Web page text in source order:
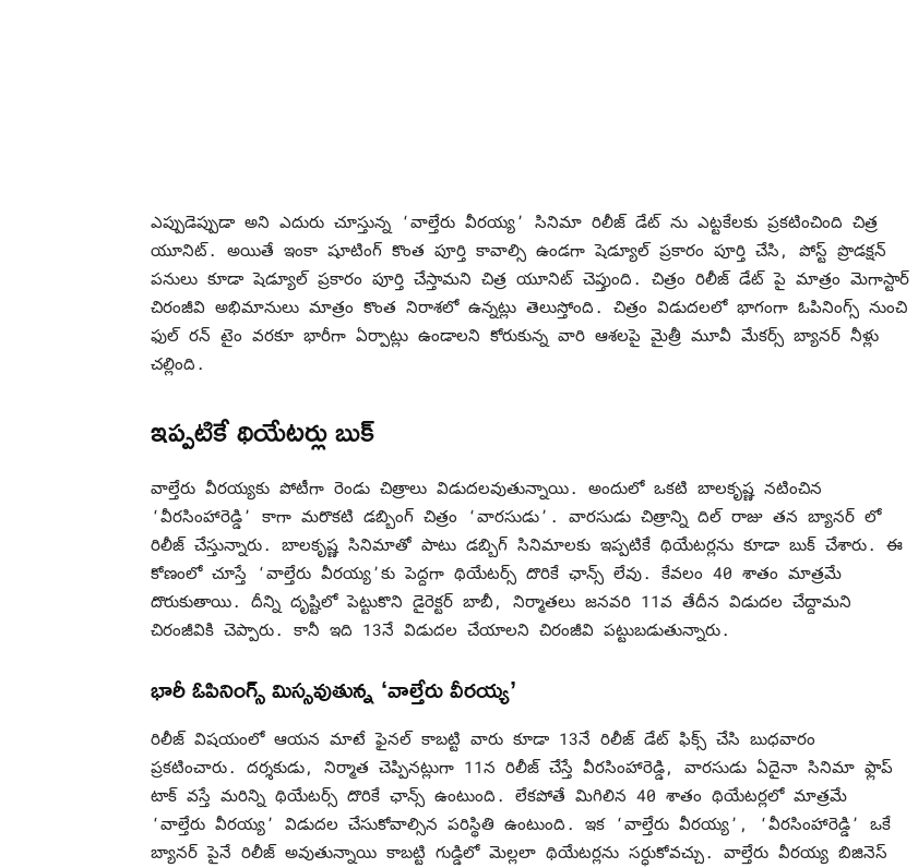
ఎప్పుడెప్పుడా అని ఎదురు చూస్తున్న ‘వాల్తేరు వీరయ్య’ సినిమా రిలీజ్ డేట్ ను ఎట్టకేలకు ప్రకటించింది చిత్ర
యూనిట్. అయితే ఇంకా షూటింగ్ కొంత పూర్తి కావాల్సి ఉండగా షెడ్యూల్ ప్రకారం పూర్తి చేసి, పోస్ట్ ప్రొడక్షన్
పనులు కూడా షెడ్యూల్ ప్రకారం పూర్తి చేస్తామని చిత్ర యూనిట్ చెప్తుంది. చిత్రం రిలీజ్ డేట్ పై మాత్రం మెగాస్టార్
చిరంజీవి అభిమానులు మాత్రం కొంత నిరాశలో ఉన్నట్లు తెలుస్తోంది. చిత్రం విడుదలలో భాగంగా ఓపినింగ్స్ నుంచి
ఫుల్ రన్ టైం వరకూ భారీగా ఏర్పాట్లు ఉండాలని కోరుకున్న వారి ఆశలపై మైత్రీ మూవీ మేకర్స్ బ్యానర్ నీళ్లు
చల్లింది.
ఇప్పటికే థియేటర్లు బుక్
వాల్తేరు వీరయ్యకు పోటీగా రెండు చిత్రాలు విడుదలవుతున్నాయి. అందులో ఒకటి బాలకృష్ణ నటించిన
‘వీరసింహారెడ్డి’ కాగా మరొకటి డబ్బింగ్ చిత్రం ‘వారసుడు’. వారసుడు చిత్రాన్ని దిల్ రాజు తన బ్యానర్ లో
రిలీజ్ చేస్తున్నారు. బాలకృష్ణ సినిమాతో పాటు డబ్బిగ్ సినిమాలకు ఇప్పటికే థియేటర్లను కూడా బుక్ చేశారు. ఈ
కోణంలో చూస్తే ‘వాల్తేరు వీరయ్య’కు పెద్దగా థియేటర్స్ దొరికే ఛాన్స్ లేవు. కేవలం 40 శాతం మాత్రమే
దొరుకుతాయి. దీన్ని దృష్టిలో పెట్టుకొని డైరెక్టర్ బాబీ, నిర్మాతలు జనవరి 11వ తేదీన విడుదల చేద్దామని
చిరంజీవికి చెప్పారు. కానీ ఇది 13నే విడుదల చేయాలని చిరంజీవి పట్టుబడుతున్నారు.
భారీ ఓపినింగ్స్ మిస్సవుతున్న ‘వాల్తేరు వీరయ్య’
రిలీజ్ విషయంలో ఆయన మాటే ఫైనల్ కాబట్టి వారు కూడా 13నే రిలీజ్ డేట్ ఫిక్స్ చేసి బుధవారం
ప్రకటించారు. దర్శకుడు, నిర్మాత చెప్పినట్లుగా 11న రిలీజ్ చేస్తే వీరసింహారెడ్డి, వారసుడు ఏదైనా సినిమా ఫ్లాప్
టాక్ వస్తే మరిన్ని థియేటర్స్ దొరికే ఛాన్స్ ఉంటుంది. లేకపోతే మిగిలిన 40 శాతం థియేటర్లలో మాత్రమే
‘వాల్తేరు వీరయ్య’ విడుదల చేసుకోవాల్సిన పరిస్థితి ఉంటుంది. ఇక ‘వాల్తేరు వీరయ్య’, ‘వీరసింహారెడ్డి’ ఒకే
బ్యానర్ పైనే రిలీజ్ అవుతున్నాయి కాబట్టి గుడ్డిలో మెల్లలా థియేటర్లను సర్ధుకోవచ్చు. వాల్తేరు వీరయ్య బిజినెస్